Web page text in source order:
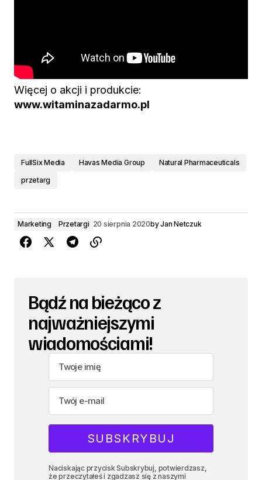
Więcej o akcji i produkcie:
www.witaminazadarmo.pl
FullSix Media Havas Media Group
Natural Pharmaceuticals
przetarg
Marketing Przetargi 20 sierpnia 2020byJan Netczuk
Bądź na bieżąco z
najważniejszymi
wiadomościami!
Naciskając przycisk Subskrybuj, potwierdzasz,
że przeczytałeś i zgadzasz się z naszymi